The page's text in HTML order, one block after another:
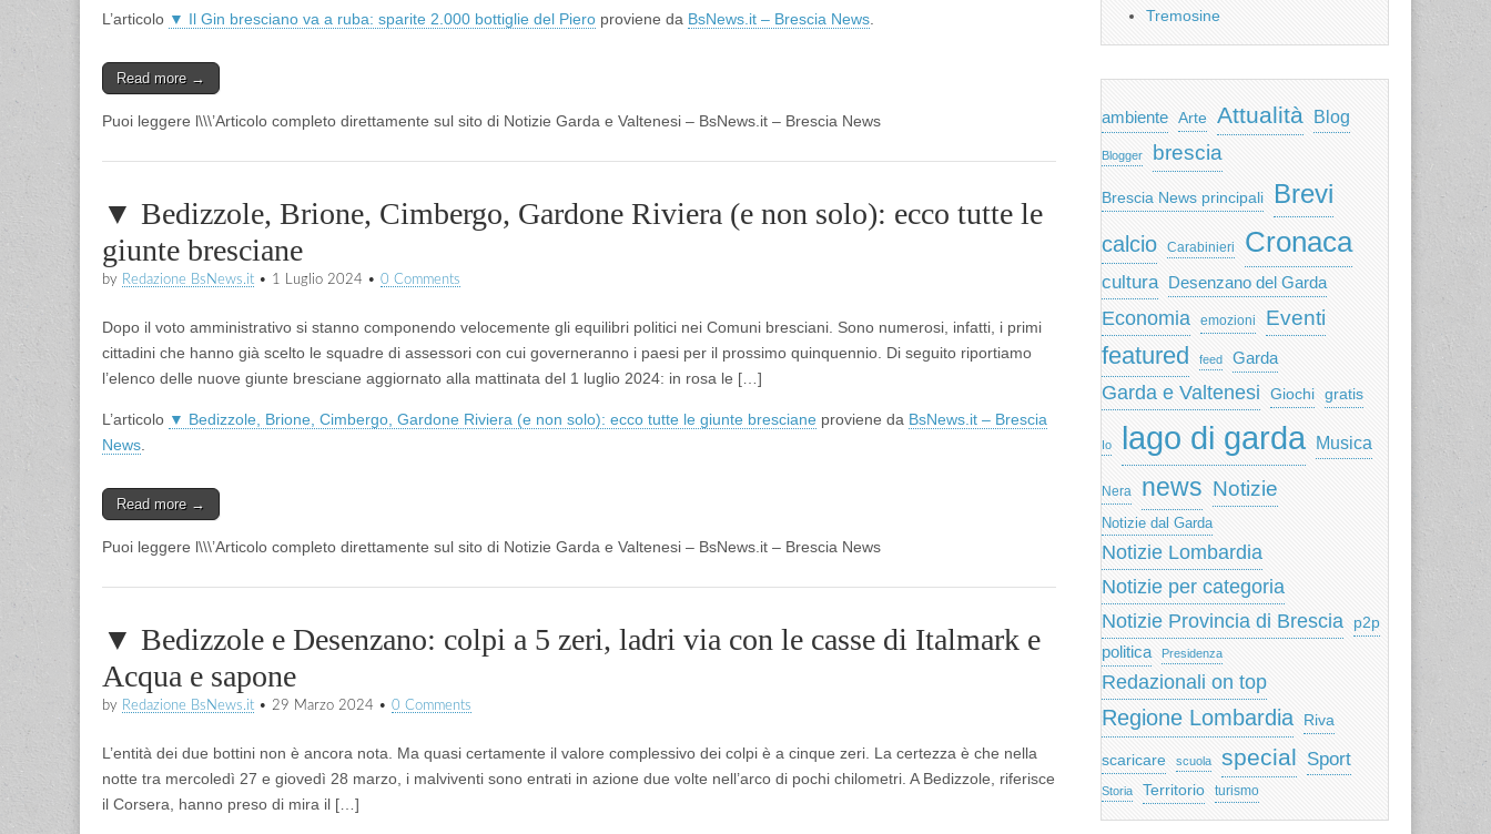
L’articolo ▼ Il Gin bresciano va a ruba: sparite 2.000 bottiglie del Piero proviene da BsNews.it – Brescia News
Read more →
Puoi leggere l\\\’Articolo completo direttamente sul sito di Notizie Garda e Valtenesi – BsNews.it – Brescia News
▼ Bedizzole, Brione, Cimbergo, Gardone Riviera (e non solo): ecco tutte le
giunte bresciane
by Redazione BsNews.it • 1 Luglio 2024 • 0 Comments
Dopo il voto amministrativo si stanno componendo velocemente gli equilibri politici nei Comuni bresciani. Sono numerosi, infatti, i primi
cittadini che hanno già scelto le squadre di assessori con cui governeranno i paesi per il prossimo quinquennio. Di seguito riportiamo
l’elenco delle nuove giunte bresciane aggiornato alla mattinata del 1 luglio 2024: in rosa le […]
L’articolo ▼ Bedizzole, Brione, Cimbergo, Gardone Riviera (e non solo): ecco tutte le giunte bresciane proviene da BsNews.it – Brescia
News
Read more →
Puoi leggere l\\\’Articolo completo direttamente sul sito di Notizie Garda e Valtenesi – BsNews.it – Brescia News
▼ Bedizzole e Desenzano: colpi a 5 zeri, ladri via con le casse di Italmark e
Acqua e sapone
by Redazione BsNews.it • 29 Marzo 2024 • 0 Comments
L’entità dei due bottini non è ancora nota. Ma quasi certamente il valore complessivo dei colpi è a cinque zeri. La certezza è che nella
notte tra mercoledì 27 e giovedì 28 marzo, i malviventi sono entrati in azione due volte nell’arco di pochi chilometri. A Bedizzole, riferisce
il Corsera, hanno preso di mira il […]
Tremosine
ambiente Arte Attualità Blog
Blogger brescia
Brescia News principali Brevi
calcio Carabinieri Cronaca
cultura Desenzano del Garda
Economia emozioni Eventi
featured feed Garda
Garda e Valtenesi Giochi gratis
Io lago di garda Musica
Nera news Notizie
Notizie dal Garda
Notizie Lombardia
Notizie per categoria
Notizie Provincia di Brescia
p2p
politica Presidenza
Redazionali on top
Regione Lombardia Riva
scaricare scuola special Sport
Storia Territorio turismo